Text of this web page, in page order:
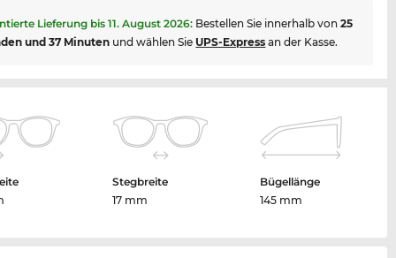
Lieferung bis11. August 2026: Bestellen Sie innerhalb von25
und 37 Minuten und wählen Sie UPS-Express an der Kasse.
Stegbreite
17 mm
Bügellänge
145 mm